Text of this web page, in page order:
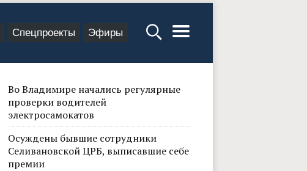
Спецпроекты Эфиры
Во Владимире начались регулярные
проверки водителей
электросамокатов
Осуждены бывшие сотрудники
Селивановской ЦРБ, выписавшие себе
премии